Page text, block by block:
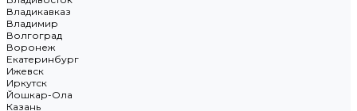
Владикавказ
Владимир
Волгоград
Воронеж
Екатеринбург
Ижевск
Иркутск
Йошкар-Ола
Казань